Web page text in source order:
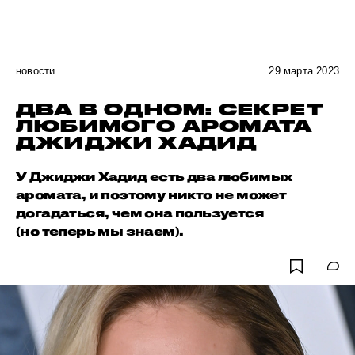
новости 29 марта 2023
ДВА В ОДНОМ: СЕКРЕТ
ЛЮБИМОГО АРОМАТА
ДЖИДЖИ ХАДИД
У Джиджи Хадид есть два любимых
аромата, и поэтому никто не может
догадаться, чем она пользуется
(но теперь мы знаем).